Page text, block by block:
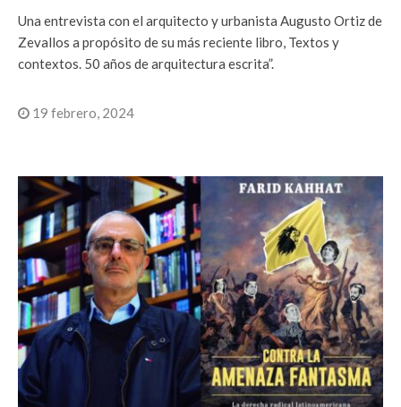
Una entrevista con el arquitecto y urbanista Augusto Ortiz de
Zevallos a propósito de su más reciente libro, Textos y
contextos. 50 años de arquitectura escrita”.
19 febrero, 2024